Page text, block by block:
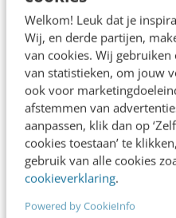
Welkom! Leuk dat je
Wij, en derde partijen,
van cookies. Wij
van statistieken, om jouw
ook voor
afstemmen van
aanpassen, klik dan op
cookies toestaan’ te
gebruik van alle cookies
cookieverklaring.
Powered by CookieInfo
8. Een goede
We leven in onze e-
communitymanagers
zo ver te krijgen mail
community op te
energie. Totdat
hebben de community